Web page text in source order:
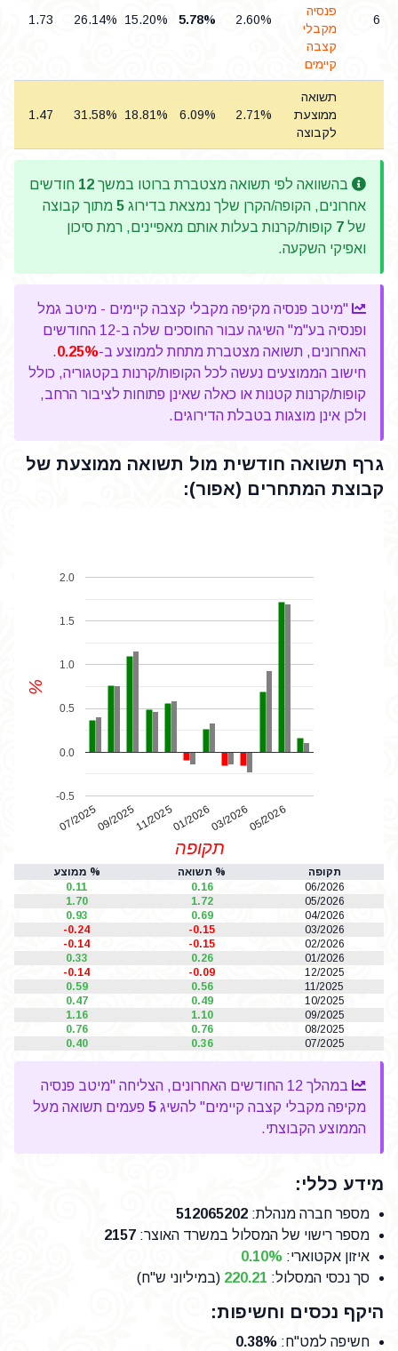
6
פנסיה
מקבלי
קצבה
קיימים
2.60%
5.78%
15.20%
26.14%
1.73
תשואה
ממוצעת
לקבוצה
2.71%
6.09%
18.81%
31.58%
1.47
בהשוואה לפי תשואה מצטברת ברוטו במשך 12 חודשים
אחרונים, הקופה/הקרן שלך נמצאת בדירוג 5 מתוך קבוצה
של 7 קופות/קרנות בעלות אותם מאפיינים, רמת סיכון
ואפיקי השקעה.
"מיטב פנסיה מקיפה מקבלי קצבה קיימים - מיטב גמל
ופנסיה בע"מ" השיגה עבור החוסכים שלה ב-12 החודשים
האחרונים, תשואה מצטברת מתחת לממוצע ב-0.25%
.
חישוב הממוצעים נעשה לכל הקופות/קרנות בקטגוריה, כולל
קופות/קרנות קטנות או כאלה שאינן פתוחות לציבור הרחב,
ולכן אינן מוצגות בטבלת הדירוגים.
גרף תשואה חודשית מול תשואה ממוצעת של
קבוצת המתחרים (אפור):
07/202509/202511/202501/202603/202605/2026
-0.5
0.0
0.5
1.0
1.5
2.0
תקופה
%
תקופה % תשואה
% ממוצע
06/2026
0.16
0.11
05/2026
1.72
1.70
04/2026
0.69
0.93
03/2026
-0.15
-0.24
02/2026
-0.15
-0.14
01/2026
0.26
0.33
12/2025
-0.09
-0.14
11/2025
0.56
0.59
10/2025
0.49
0.47
09/2025
1.10
1.16
08/2025
0.76
0.76
07/2025
0.36
0.40
במהלך 12 החודשים האחרונים, הצליחה "מיטב פנסיה
מקיפה מקבלי קצבה קיימים" להשיג 5 פעמים תשואה מעל
הממוצע הקבוצתי.
מידע כללי:
מספר חברה מנהלת:
512065202
מספר רישוי של המסלול במשרד האוצר:
2157
איזון אקטוארי: 0.10%
סך נכסי המסלול: 220.21 (במיליוני ש"ח)
היקף נכסים וחשיפות:
חשיפה למט"ח:
0.38%